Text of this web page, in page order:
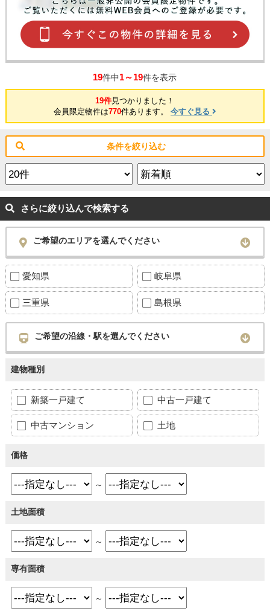
19件中1～19件を表示
19件見つかりました！
会員限定物件は770件あります。 今すぐ見る
条件を絞り込む
さらに絞り込んで検索する
ご希望のエリアを選んでください
愛知県 岐阜県
三重県 島根県
ご希望の沿線・駅を選んでください
建物種別
新築一戸建て 中古一戸建て
中古マンション 土地
価格
～
土地面積
～
専有面積
～